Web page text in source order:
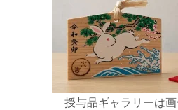
授与品ギャラリーは